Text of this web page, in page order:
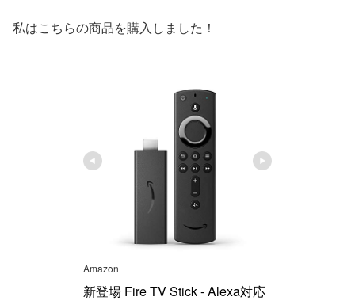
私はこちらの商品を購入しました！
Amazon
新登場 Fire TV Stick - Alexa対応